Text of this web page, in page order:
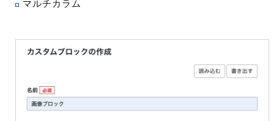
マルチカラム